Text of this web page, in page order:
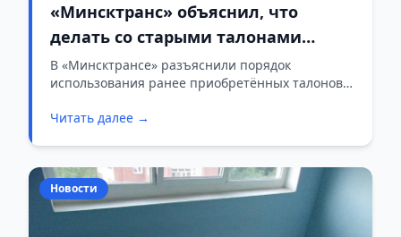
«Минсктранс» объяснил, что
делать со старыми талонами
после повышения стоимости
проезда
В «Минсктрансе» разъяснили порядок
использования ранее приобретённых талонов в
городском транспорте Минска с 27 марта 2026
Читать далее →
Новости